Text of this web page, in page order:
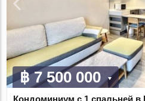
฿ 7 500 000
Кондоминиум с 1 спальней в